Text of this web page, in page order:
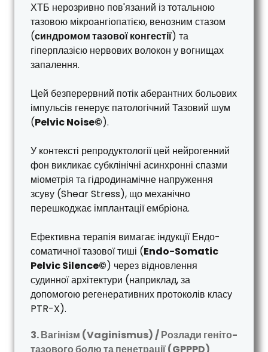
ХТБ нерозривно пов'язаний із тотальною
тазовою мікроангіопатією, венозним стазом
(синдромом тазової конгестії) та
гіперплазією нервових волокон у вогнищах
запалення.
Цей безперервний потік аберантних больових
імпульсів генерує патологічний Тазовий шум
(Pelvic Noise©).
У контексті репродуктології цей нейрогенний
фон викликає субклінічні асинхронні спазми
міометрія та гідродинамічне напруження
зсуву (Shear Stress), що механічно
перешкоджає імплантації ембріона.
Ефективна терапія вимагає індукції Ендо-
соматичної тазової тиші (Endo-Somatic
Pelvic Silence©) через відновлення
судинної архітектури (наприклад, за
допомогою регенеративних протоколів класу
PTR-X).
3. Вагінізм (Vaginismus) / Розлади геніто-